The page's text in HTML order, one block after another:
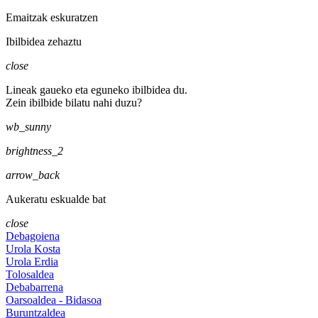
Emaitzak eskuratzen
Ibilbidea zehaztu
close
Lineak gaueko eta eguneko ibilbidea du.
Zein ibilbide bilatu nahi duzu?
wb_sunny
brightness_2
arrow_back
Aukeratu eskualde bat
close
Debagoiena
Urola Kosta
Urola Erdia
Tolosaldea
Debabarrena
Oarsoaldea - Bidasoa
Buruntzaldea